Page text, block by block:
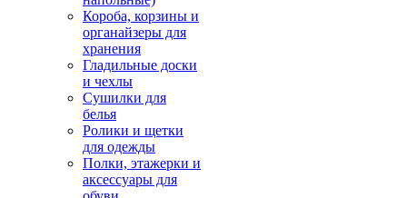
Короба, корзины и
органайзеры для
хранения
Гладильные доски
и чехлы
Сушилки для
белья
Ролики и щетки
для одежды
Полки, этажерки и
аксессуары для